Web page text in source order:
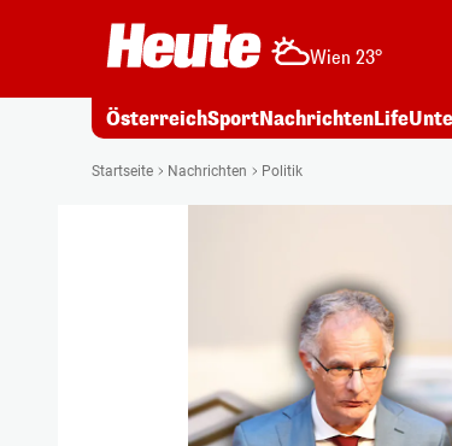
Wien 23°
ÖsterreichSportNachrichtenLife
Startseite Nachrichten Politik